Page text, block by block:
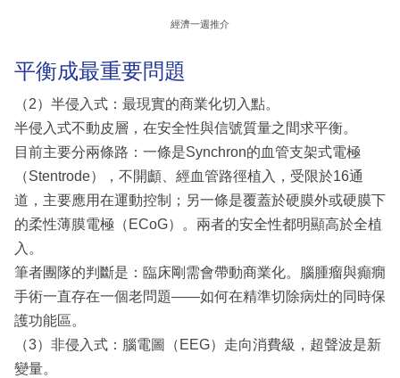
經濟一週推介
平衡成最重要問題
（2）半侵入式：最現實的商業化切入點。
半侵入式不動皮層，在安全性與信號質量之間求平衡。
目前主要分兩條路：一條是Synchron的血管支架式電極
（Stentrode），不開顱、經血管路徑植入，受限於16通
道，主要應用在運動控制；另一條是覆蓋於硬膜外或硬膜下
的柔性薄膜電極（ECoG）。兩者的安全性都明顯高於全植
入。
筆者團隊的判斷是：臨床剛需會帶動商業化。腦腫瘤與癲癇
手術一直存在一個老問題——如何在精準切除病灶的同時保
護功能區。
（3）非侵入式：腦電圖（EEG）走向消費級，超聲波是新
變量。